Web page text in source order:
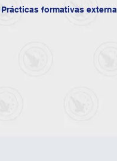
Prácticas formativas